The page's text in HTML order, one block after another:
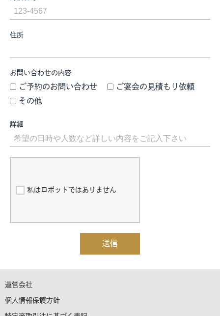
住所
お問い合わせの内容
ご予約のお問い合わせ
ご宴会の見積もり依頼
その他
詳細
私はロボットではありません
送信
運営会社
個人情報保護方針